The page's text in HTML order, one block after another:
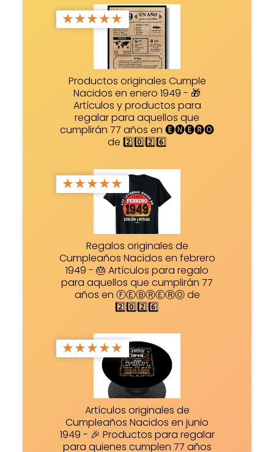
★★★★★
Productos originales Cumple
Nacidos en enero 1949 - 🎁
Artículos y productos para
regalar para aquellos que
cumplirán 77 años en 🅔🅝🅔🅡🅞
de 2️⃣0️⃣2️⃣6️⃣
★★★★★
Regalos originales de
Cumpleaños Nacidos en febrero
1949 - 🎂 Artículos para regalo
para aquellos que cumplirán 77
años en ⒻⒺⒷⓇⒺⓇⓄ de
2️⃣0️⃣2️⃣6️⃣
★★★★★
Artículos originales de
Cumpleaños Nacidos en junio
1949 - 🎉 Productos para regalar
para quienes cumplen 77 años